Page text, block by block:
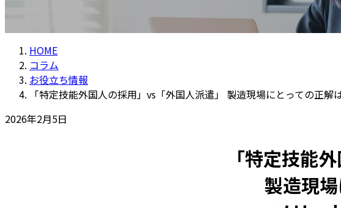
HOME
コラム
お役立ち情報
「特定技能外国人の採用」vs「外国人派遣」 製造現場にとっての正
2026年2月5日
「特定技能
製造現